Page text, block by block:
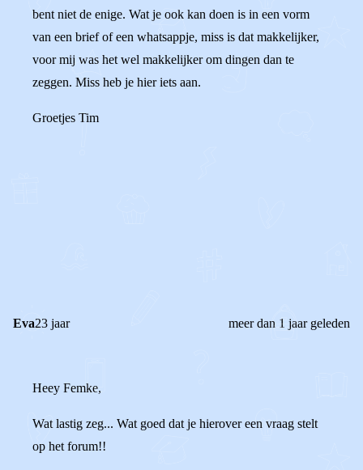
bent niet de enige. Wat je ook kan doen is in een vorm
van een brief of een whatsappje, miss is dat makkelijker,
voor mij was het wel makkelijker om dingen dan te
zeggen. Miss heb je hier iets aan.
Groetjes Tim
Eva23 jaar meer dan 1 jaar geleden
Heey Femke,
Wat lastig zeg... Wat goed dat je hierover een vraag stelt
op het forum!!